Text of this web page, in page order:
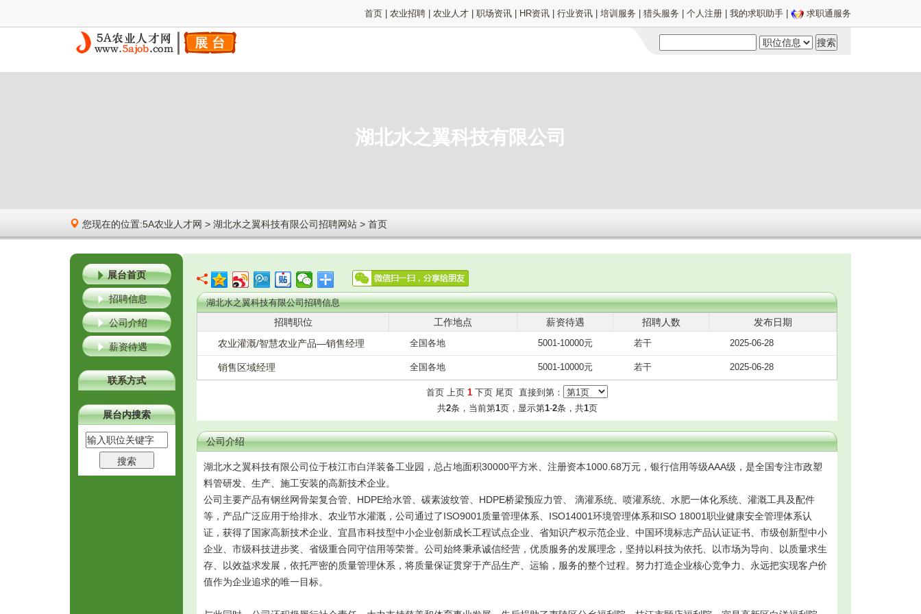
首页 农业招聘 农业人才 职场资讯 HR资讯 行业资讯 培训服务 猎头服务 个人注册 我的求职助手 求职通服务
湖北水之翼科技有限公司
您现在的位置:5A农业人才网 > 湖北水之翼科技有限公司招聘网站 > 首页
展台首页
招聘信息
公司介绍
薪资待遇
联系方式
展台内搜索
湖北水之翼科技有限公司招聘信息
招聘职位 工作地点 薪资待遇 招聘人数
发布日期
农业灌溉/智慧农业产品—销售经理
全国各地 5001-10000元 若干 2025-06-28
销售区域经理 全国各地 5001-10000元 若干 2025-06-28
首页 上页 1 下页 尾页 直接到第：
共2条，当前第1页，显示第1-2条，共1页
公司介绍
湖北水之翼科技有限公司位于枝江市白洋装备工业园，总占地面积30000平方米、注册资本1000.68万元，银行信用等级AAA级，是全国专注市政塑
料管研发、生产、施工安装的高新技术企业。
公司主要产品有钢丝网骨架复合管、HDPE给水管、碳素波纹管、HDPE桥梁预应力管、 滴灌系统、喷灌系统、水肥一体化系统、灌溉工具及配件
等，产品广泛应用于给排水、农业节水灌溉，公司通过了ISO9001质量管理体系、ISO14001环境管理体系和ISO 18001职业健康安全管理体系认
证，获得了国家高新技术企业、宜昌市科技型中小企业创新成长工程试点企业、省知识产权示范企业、中国环境标志产品认证证书、市级创新型中小
企业、市级科技进步奖、省级重合同守信用等荣誉。公司始终秉承诚信经营，优质服务的发展理念，坚持以科技为依托、以市场为导向、以质量求生
存、以效益求发展，依托严密的质量管理休系，将质量保证贯穿于产品生产、运输，服务的整个过程。努力打造企业核心竞争力、永远把实现客户价
值作为企业追求的唯一目标。